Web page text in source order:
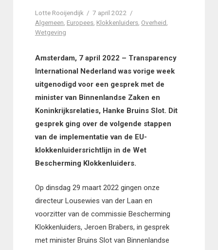
Lotte Rooijendijk
7 april 2022
Algemeen Europees, Klokkenluiders, Overheid
Wetgeving
Amsterdam, 7 april 2022 – Transparency
International Nederland was vorige week
uitgenodigd voor een gesprek met de
minister van Binnenlandse Zaken en
Koninkrijksrelaties, Hanke Bruins Slot. Dit
gesprek ging over de volgende stappen
van de implementatie van de EU-
klokkenluidersrichtlijn in de Wet
Bescherming Klokkenluiders.
Op dinsdag 29 maart 2022 gingen onze
directeur Lousewies van der Laan en
voorzitter van de commissie Bescherming
Klokkenluiders, Jeroen Brabers, in gesprek
met minister Bruins Slot van Binnenlandse